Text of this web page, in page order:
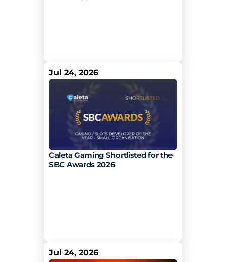
Jul 24, 2026
Caleta Gaming Shortlisted for the
SBC Awards 2026
Jul 24, 2026